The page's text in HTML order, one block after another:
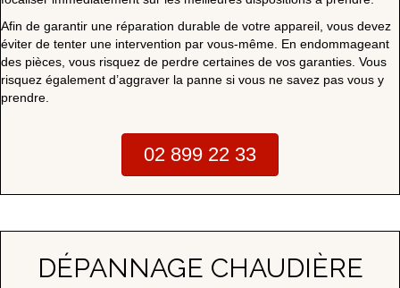
Afin de garantir une réparation durable de votre appareil, vous devez
éviter de tenter une intervention par vous-même. En endommageant
des pièces, vous risquez de perdre certaines de vos garanties. Vous
risquez également d’aggraver la panne si vous ne savez pas vous y
prendre.
02 899 22 33
DÉPANNAGE CHAUDIÈRE